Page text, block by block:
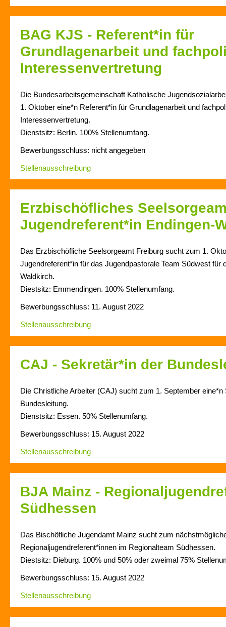
BAG KJS - Referent*in für
Grundlagenarbeit und
Interessenvertretung
Die Bundesarbeitsgemeinschaft Katholische
1. Oktober eine*n Referent*in für Grundlagenarbeit und
Interessenvertretung.
Dienstsitz: Berlin. 100% Stellenumfang.
Bewerbungsschluss: nicht angegeben
Stellenausschreibung
Erzbischöfliches
Jugendreferent*in Endingen-
Das Erzbischöfliche Seelsorgeamt Freiburg sucht zum 1.
Jugendreferent*in für das Jugendpastorale Team Südwest für
Waldkirch.
Diestsitz: Emmendingen. 100% Stellenumfang.
Bewerbungsschluss: 11. August 2022
Stellenausschreibung
CAJ - Sekretär*in der
Die Christliche Arbeiter (CAJ) sucht zum 1. September eine*n
Bundesleitung.
Dienstsitz: Essen. 50% Stellenumfang.
Bewerbungsschluss: 15. August 2022
Stellenausschreibung
BJA Mainz -
Südhessen
Das Bischöfliche Jugendamt Mainz sucht zum
Regionaljugendreferent*innen im Regionalteam Südhessen.
Diestsitz: Dieburg. 100% und 50% oder zweimal 75%
Bewerbungsschluss: 15. August 2022
Stellenausschreibung